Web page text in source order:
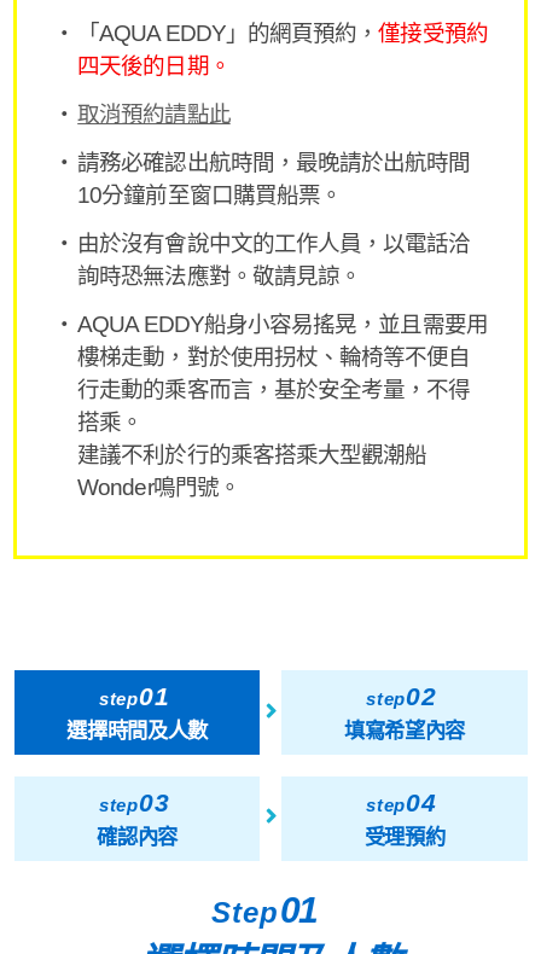
「AQUA EDDY」的網頁預約，僅接受預約
四天後的日期。
取消預約請點此
請務必確認出航時間，最晚請於出航時間
10分鐘前至窗口購買船票。
由於沒有會說中文的工作人員，以電話洽
詢時恐無法應對。敬請見諒。
AQUA EDDY船身小容易搖晃，並且需要用
樓梯走動，對於使用拐杖、輪椅等不便自
行走動的乘客而言，基於安全考量，不得
搭乘。
建議不利於行的乘客搭乘大型觀潮船
Wonder鳴門號。
step01
選擇時間及人數
step02
填寫希望內容
step03
確認內容
step04
受理預約
Step01